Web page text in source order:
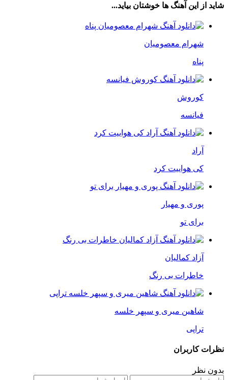
شاید از این آهنگ ها خوشتان بیاید...
شهرام معصومیان
پناه
کوروش
فیانسه
آراد
کی هواییت کرد
پوری و مهیار
برای تو
آزاد کمالیان
خاطرات بی رنگ
شاهین میری و سپهر خلسه
تراپی
نظرات کاربران
بدون نظر